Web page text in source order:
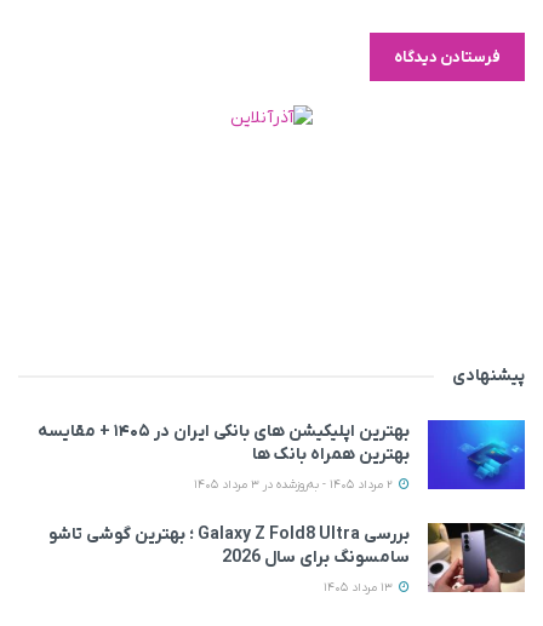
پیشنهادی
بهترین اپلیکیشن‌ های بانکی ایران در ۱۴۰۵ + مقایسه
بهترین همراه بانک‌ ها
بررسی Galaxy Z Fold8 Ultra ؛ بهترین گوشی تاشو
سامسونگ برای سال 2026